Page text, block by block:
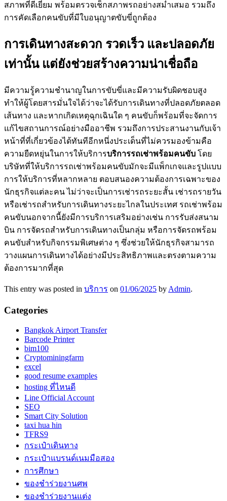
สภาพที่ดีเยี่ยม พร้อมตรวจเช็กสภาพรถอย่างสม่ำเสมอ รวมถึง
การคัดเลือกคนขับที่มีใบอนุญาตขับขี่ถูกต้อง
การเดินทางสะดวก รวดเร็ว และปลอดภัย
เท่านั้น แต่ยังช่วยสร้างความน่าเชื่อถือ
มีความรู้ความชำนาญในการขับขี่และมีความรับผิดชอบสูง
ทำให้ผู้โดยสารมั่นใจได้ว่าจะได้รับการเดินทางที่ปลอดภัยตลอด
เส้นทาง และหากเกิดเหตุฉุกเฉินใด ๆ คนขับก็พร้อมที่จะจัดการ
แก้ไขสถานการณ์อย่างมืออาชีพ รวมถึงการประสานงานกับเจ้า
หน้าที่ที่เกี่ยวข้องได้ทันทีอีกหนึ่งประเด็นที่ไม่ควรมองข้ามคือ
ความยืดหยุ่นในการให้บริการบริการรถเช่าพร้อมคนขับ โดย
บริษัทที่ให้บริการรถเช่าพร้อมคนขับมักจะมีแพ็กเกจและรูปแบบ
การให้บริการที่หลากหลาย ตอบสนองความต้องการเฉพาะของ
นักธุรกิจแต่ละคน ไม่ว่าจะเป็นการเช่ารถระยะสั้น เช่ารถรายวัน
หรือเช่ารถสำหรับการเดินทางระยะไกลในประเทศ รถเช่าพร้อม
คนขับนอกจากนี้ยังมีการบริการเสริมอย่างเช่น การรับส่งสนาม
บิน การจัดรถสำหรับการเดินทางเป็นกลุ่ม หรือการจัดรถพร้อม
คนขับสำหรับกิจกรรมพิเศษต่าง ๆ ซึ่งช่วยให้นักธุรกิจสามารถ
วางแผนการเดินทางได้อย่างมีประสิทธิภาพและตรงตามความ
ต้องการมากที่สุด
This entry was posted in บริการ on 01/06/2025 by Admin.
Categories
Bangkok Airport Transfer
Barcode Printer
bim100
Cryptominingfarm
excel
good resume examples
hosting ที่ไหนดี
Line Official Account
SEO
Smart City Solution
taxi hua hin
TFRS9
กระเป๋าเดินทาง
กระเป๋าแบรนด์เนมมือสอง
การศึกษา
ของชำร่วยงานศพ
ของชำร่วยงานแต่ง